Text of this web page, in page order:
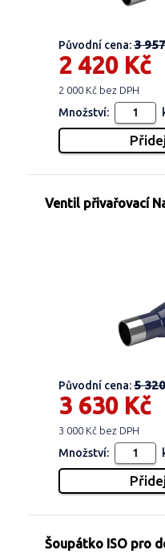
Původní cena:3
2 420 Kč
2 000 Kč bez DPH
Množství:
Ventil přivařovací
Původní cena:5
3 630 Kč
3 000 Kč bez DPH
Množství:
Šoupátko ISO pro